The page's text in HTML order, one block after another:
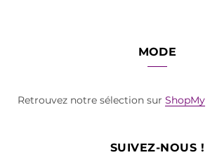
MODE
Retrouvez notre sélection sur ShopMy
SUIVEZ-NOUS !